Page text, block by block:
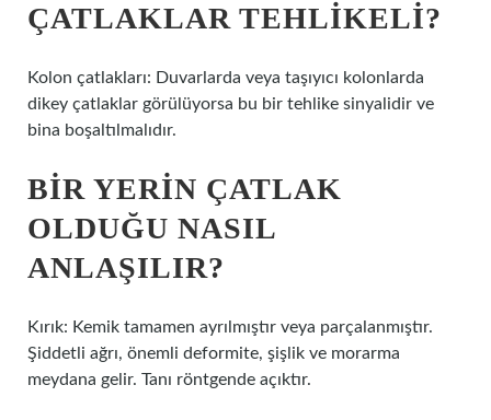
ÇATLAKLAR TEHLIKELI?
Kolon çatlakları: Duvarlarda veya taşıyıcı kolonlarda
dikey çatlaklar görülüyorsa bu bir tehlike sinyalidir ve
bina boşaltılmalıdır.
BIR YERIN ÇATLAK
OLDUĞU NASIL
ANLAŞILIR?
Kırık: Kemik tamamen ayrılmıştır veya parçalanmıştır.
Şiddetli ağrı, önemli deformite, şişlik ve morarma
meydana gelir. Tanı röntgende açıktır.